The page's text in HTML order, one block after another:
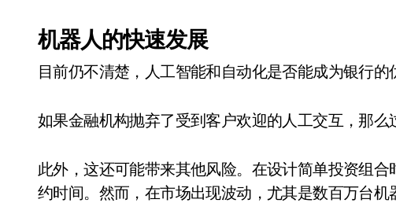
机器人的快速发展
目前仍不清楚，人工智能和自动化是否能成为银行的
如果金融机构抛弃了受到客户欢迎的人工交互，那么
此外，这还可能带来其他风险。在设计简单投资组
约时间。然而，在市场出现波动，尤其是数百万台